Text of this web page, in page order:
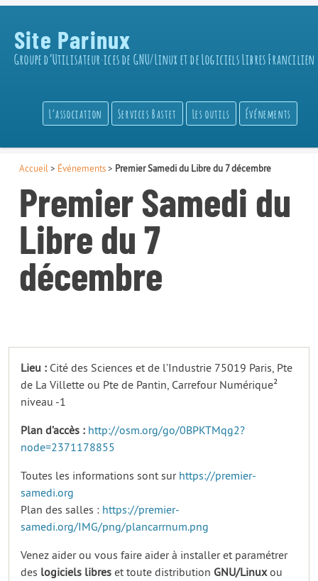
Site Parinux
Groupe d’Utilisateur·ices de GNU/Linux et de Logiciels Libres Francilien
L’association Services Bastet Les outils Événements
Accueil > Événements> Premier Samedi du Libre du 7 décembre
Premier Samedi du
Libre du 7
décembre
Lieu : Cité des Sciences et de l’Industrie 75019 Paris, Pte
de La Villette ou Pte de Pantin, Carrefour Numérique²
niveau -1
Plan d’accès : http://osm.org/go/0BPKTMqg2?
node=2371178855
Toutes les informations sont sur https://premier-
samedi.org
Plan des salles : https://premier-
samedi.org/IMG/png/plancarrnum.png
Venez aider ou vous faire aider à installer et paramétrer
des logiciels libres et toute distribution GNU/Linuxou